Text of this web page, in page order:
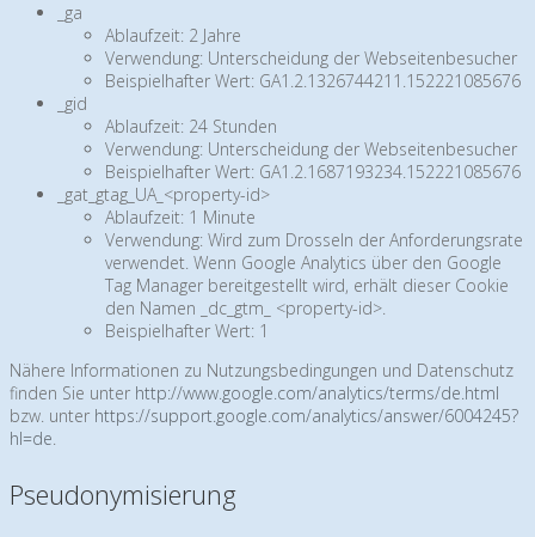
_ga
Ablaufzeit: 2 Jahre
Verwendung: Unterscheidung der Webseitenbesucher
Beispielhafter Wert: GA1.2.1326744211.152221085676
_gid
Ablaufzeit: 24 Stunden
Verwendung: Unterscheidung der Webseitenbesucher
Beispielhafter Wert: GA1.2.1687193234.152221085676
_gat_gtag_UA_<property-id>
Ablaufzeit: 1 Minute
Verwendung: Wird zum Drosseln der Anforderungsrate
verwendet. Wenn Google Analytics über den Google
Tag Manager bereitgestellt wird, erhält dieser Cookie
den Namen _dc_gtm_ <property-id>.
Beispielhafter Wert: 1
Nähere Informationen zu Nutzungsbedingungen und Datenschutz
finden Sie unter http://www.google.com/analytics/terms/de.html
bzw. unter https://support.google.com/analytics/answer/6004245?
hl=de.
Pseudonymisierung